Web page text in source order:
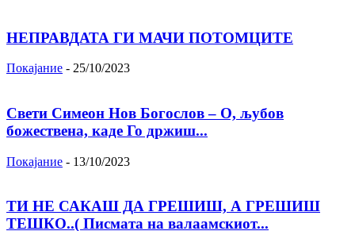
НЕПРАВДАТА ГИ МАЧИ ПОТОМЦИТЕ
Покајание - 25/10/2023
Свети Симеон Нов Богослов – О, љубов
божествена, каде Го држиш...
Покајание - 13/10/2023
ТИ НЕ САКАШ ДА ГРЕШИШ, А ГРЕШИШ
ТЕШКО..( Писмата на валаамскиот...